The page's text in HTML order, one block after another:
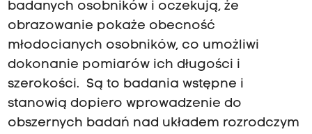
badanych osobników i oczekują, że
obrazowanie pokaże obecność
młodocianych osobników, co umożliwi
dokonanie pomiarów ich długości i
szerokości. Są to badania wstępne i
stanowią dopiero wprowadzenie do
obszernych badań nad układem rozrodczym